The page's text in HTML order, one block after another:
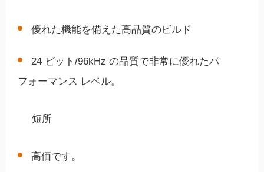
優れた機能を備えた高品質のビルド
24 ビット/96kHz の品質で非常に優れたパ
フォーマンス レベル。
短所
高価です。